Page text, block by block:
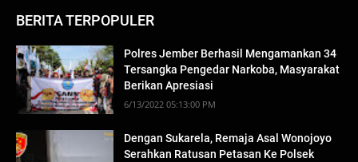
BERITA TERPOPULER
Polres Jember Berhasil Mengamankan 34
Tersangka Pengedar Narkoba, Masyarakat
Berikan Apresiasi
6/13/2022 05:13:00 PM
Dengan Sukarela, Remaja Asal Wonojoyo
Serahkan Ratusan Petasan Ke Polsek